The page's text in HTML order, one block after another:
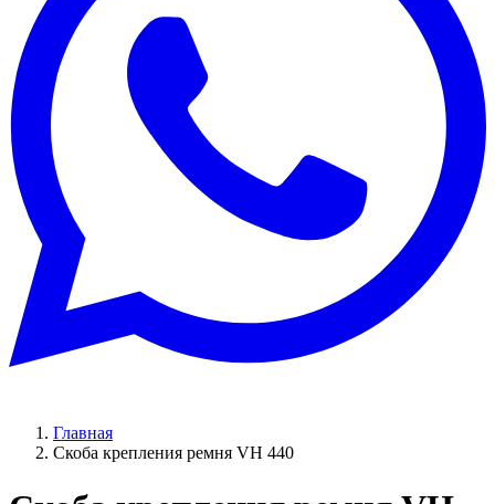
Главная
Скоба крепления ремня VH 440